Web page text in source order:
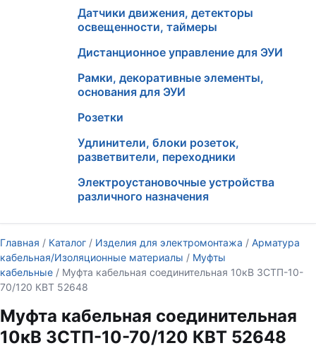
Датчики движения, детекторы
освещенности, таймеры
Дистанционное управление для ЭУИ
Рамки, декоративные элементы,
основания для ЭУИ
Розетки
Удлинители, блоки розеток,
разветвители, переходники
Электроустановочные устройства
различного назначения
Главная / Каталог / Изделия для электромонтажа / Арматура
кабельная/Изоляционные материалы / Муфты
кабельные / Муфта кабельная соединительная 10кВ 3СТП-10-
70/120 КВТ 52648
Муфта кабельная соединительная
10кВ 3СТП-10-70/120 КВТ 52648